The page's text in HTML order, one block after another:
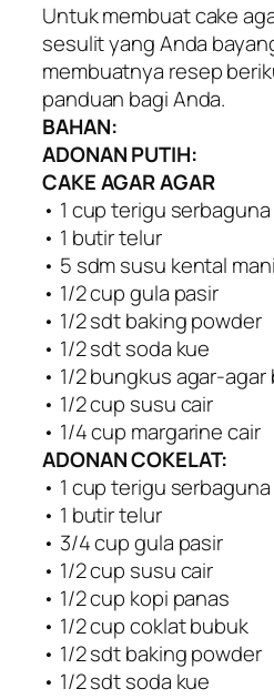
Untuk membuat cake
sesulit yang Anda
membuatnya resep
panduan bagi Anda.
BAHAN:
ADONAN PUTIH:
CAKE AGAR AGAR
• 1 cup terigu serbaguna
• 1 butir telur
• 5 sdm susu kental
• 1/2 cup gula pasir
• 1/2 sdt baking powder
• 1/2 sdt soda kue
• 1/2 bungkus agar-
• 1/2 cup susu cair
• 1/4 cup margarine cair
ADONAN COKELAT:
• 1 cup terigu serbaguna
• 1 butir telur
• 3/4 cup gula pasir
• 1/2 cup susu cair
• 1/2 cup kopi panas
• 1/2 cup coklat bubuk
• 1/2 sdt baking powder
• 1/2 sdt soda kue